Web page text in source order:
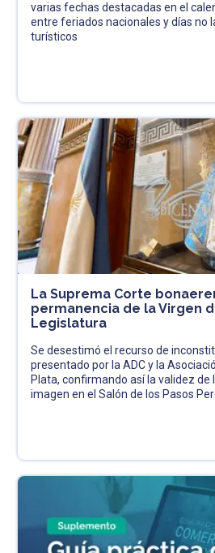
varias fechas destacadas en el
entre feriados nacionales y días no
turísticos
La Suprema Corte
permanencia de la Virgen
Legislatura
Se desestimó el recurso de
presentado por la ADC y la
Plata, confirmando así la validez de
imagen en el Salón de los Pasos